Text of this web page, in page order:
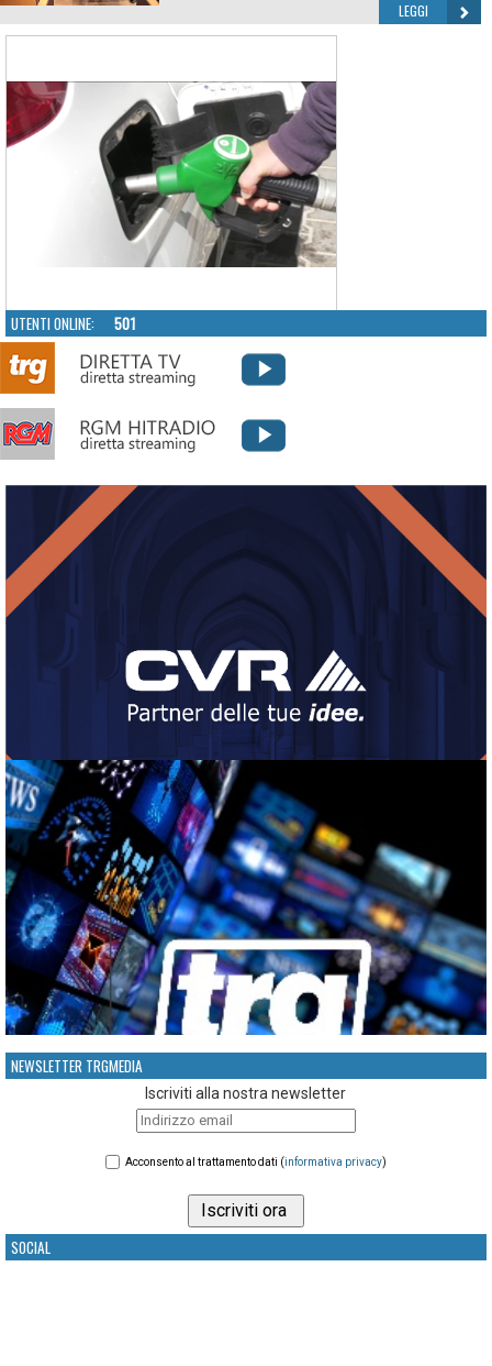
LEGGI
UTENTI ONLINE: 501
NEWSLETTER TRGMEDIA
Iscriviti alla nostra newsletter
Acconsento al trattamento dati (informativa privacy)
SOCIAL